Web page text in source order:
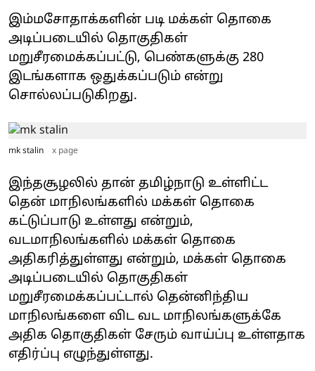
இம்மசோதாக்களின் படி மக்கள் தொகை
அடிப்படையில் தொகுதிகள்
மறுசீரமைக்கப்பட்டு, பெண்களுக்கு 280
இடங்களாக ஒதுக்கப்படும் என்று
சொல்லப்படுகிறது.
mk stalin x page
இந்தசூழலில் தான் தமிழ்நாடு உள்ளிட்ட
தென் மாநிலங்களில் மக்கள் தொகை
கட்டுப்பாடு உள்ளது என்றும்,
வடமாநிலங்களில் மக்கள் தொகை
அதிகரித்துள்ளது என்றும், மக்கள் தொகை
அடிப்படையில் தொகுதிகள்
மறுசீரமைக்கப்பட்டால் தென்னிந்திய
மாநிலங்களை விட வட மாநிலங்களுக்கே
அதிக தொகுதிகள் சேரும் வாய்ப்பு உள்ளதாக
எதிர்ப்பு எழுந்துள்ளது.